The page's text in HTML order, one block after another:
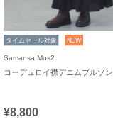
タイムセール対象 NEW
Samansa Mos2
コーデュロイ襟デニムブルゾン
¥8,800